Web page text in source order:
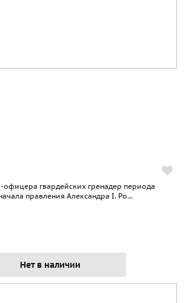
офицера гвардейских гренадер периода
правления Александра I. Ро...
Нет в наличии